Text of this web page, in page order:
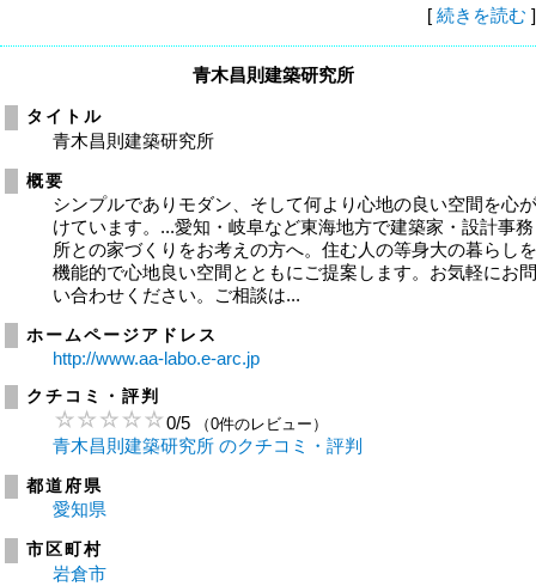
[ 続きを読む ]
青木昌則建築研究所
タイトル
青木昌則建築研究所
概要
シンプルでありモダン、そして何より心地の良い空間を心
けています。...愛知・岐阜など東海地方で建築家・設計事務
所との家づくりをお考えの方へ。住む人の等身大の暮らし
機能的で心地良い空間とともにご提案します。お気軽にお
い合わせください。ご相談は...
ホームページアドレス
http://www.aa-labo.e-arc.jp
クチコミ・評判
0/5 （0件のレビュー）
青木昌則建築研究所 のクチコミ・評判
都道府県
愛知県
市区町村
岩倉市